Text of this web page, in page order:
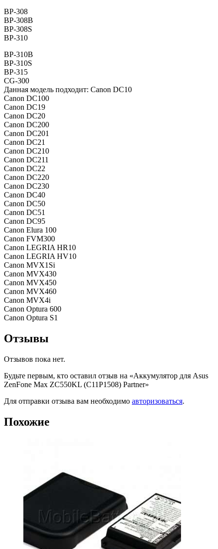
BP-308
BP-308B
BP-308S
BP-310
BP-310B
BP-310S
BP-315
CG-300
Данная модель подходит: Canon DC10
Canon DC100
Canon DC19
Canon DC20
Canon DC200
Canon DC201
Canon DC21
Canon DC210
Canon DC211
Canon DC22
Canon DC220
Canon DC230
Canon DC40
Canon DC50
Canon DC51
Canon DC95
Canon Elura 100
Canon FVM300
Canon LEGRIA HR10
Canon LEGRIA HV10
Canon MVX1Si
Canon MVX430
Canon MVX450
Canon MVX460
Canon MVX4i
Canon Optura 600
Canon Optura S1
Отзывы
Отзывов пока нет.
Будьте первым, кто оставил отзыв на «Аккумулятор для Asus
ZenFone Max ZC550KL (C11P1508) Partner»
Для отправки отзыва вам необходимо авторизоваться.
Похожие